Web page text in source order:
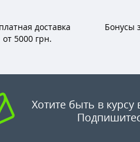
доставка
от 5000 грн.
Бонусы
Хотите быть в курсу